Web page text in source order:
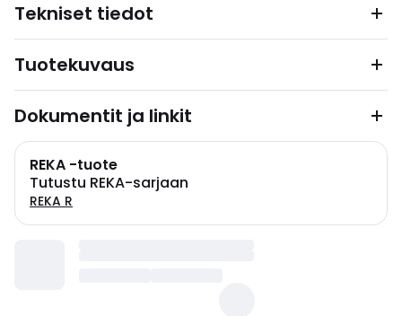
Tekniset tiedot
Tuotekuvaus
Dokumentit ja linkit
REKA -tuote
Tutustu REKA-sarjaan
REKA R